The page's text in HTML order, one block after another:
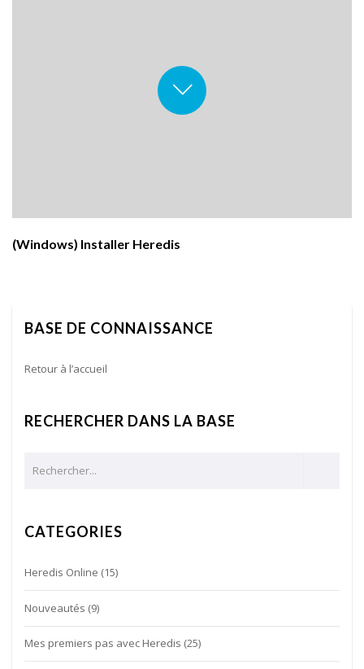
(Windows) Installer Heredis
BASE DE CONNAISSANCE
Retour à l’accueil
RECHERCHER DANS LA BASE
CATEGORIES
Heredis Online (15)
Nouveautés (9)
Mes premiers pas avec Heredis (25)